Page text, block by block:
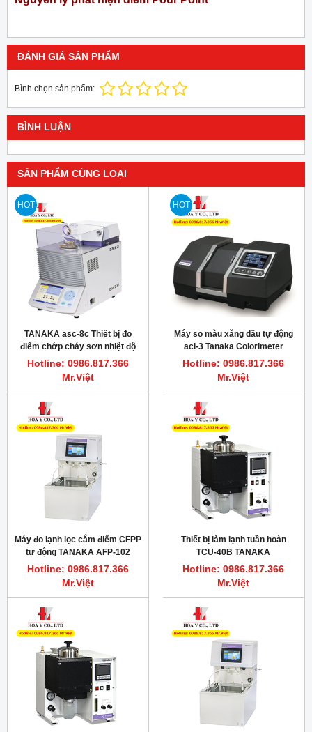
ĐÁNH GIÁ SẢN PHẨM
Bình chọn sản phẩm:
BÌNH LUẬN
SẢN PHẨM CÙNG LOẠI
HOT
TANAKA asc-8c Thiết bị đo
điểm chớp cháy sơn nhiệt độ
thấp, ASTM D3278, IP 534, JIS K
2265-2
Hotline: 0986.817.366
Mr.Việt
HOT
Máy so màu xăng dầu tự động
acl-3 Tanaka Colorimeter
Hotline: 0986.817.366
Mr.Việt
Máy đo lạnh lọc cắm điểm CFPP
tự động TANAKA AFP-102
Hotline: 0986.817.366
Mr.Việt
Thiết bị làm lạnh tuần hoàn
TCU-40B TANAKA
Hotline: 0986.817.366
Mr.Việt